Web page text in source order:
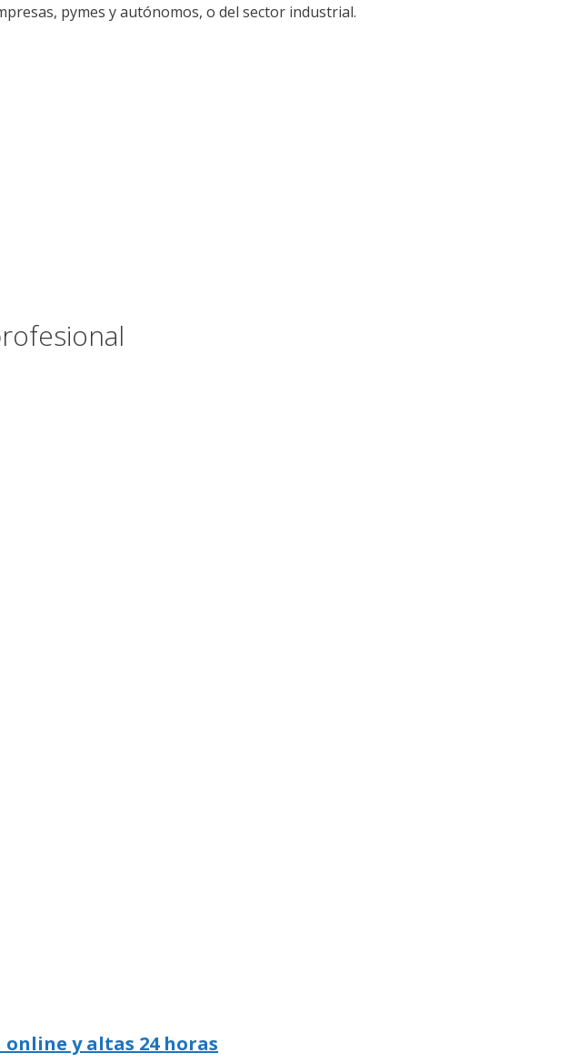
pymes y autónomos, o del sector industrial.
y altas 24 horas